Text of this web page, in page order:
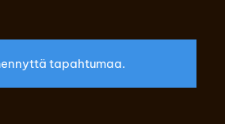
tapahtumaa.